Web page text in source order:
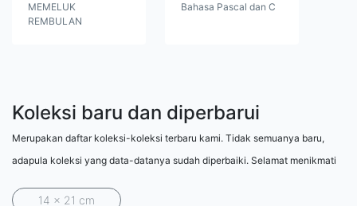
MEMELUK
REMBULAN
Bahasa Pascal dan C
Koleksi baru dan diperbarui
Merupakan daftar koleksi-koleksi terbaru kami. Tidak semuanya baru,
adapula koleksi yang data-datanya sudah diperbaiki. Selamat menikmati
14 x 21 cm